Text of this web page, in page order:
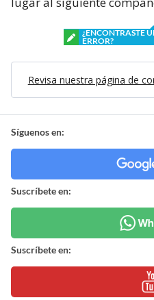
¿ENCONTRASTE
ERROR?
Revisa nuestra página de
Síguenos en:
Suscríbete en:
Suscríbete en: